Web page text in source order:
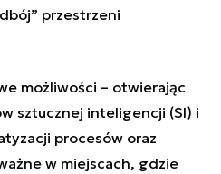
przestrzeni
możliwości – otwierając
sztucznej inteligencji (SI) i
procesów oraz
w miejscach, gdzie